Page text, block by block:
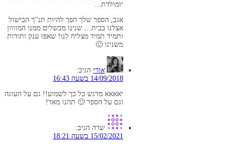
יומולדת…
אגב, הספר שלך הפך להיות תנ"ך הבישול
אצלנו בבית… שנינו מבשלים ממנו המוווון
ותמיד תמיד מצליח לנו! שאפו ענק ותודות
משנינו 🙂
אורי הגיב:
14/09/2018 בשעה 16:43
יאאאא מרגש כל כך לשמוע!! גם על העוגה
וגם על הספר 🙂 תהנו מאד!
שרה הגיב:
15/02/2021 בשעה 18:21